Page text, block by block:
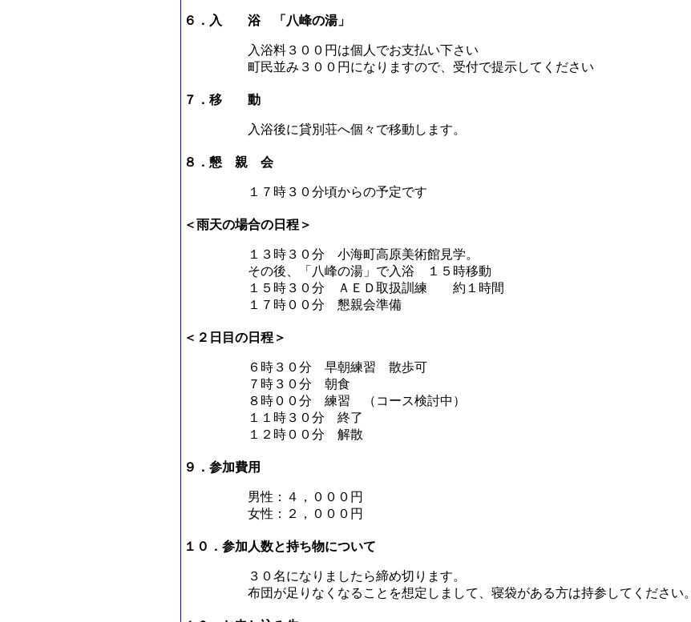
６．入 浴 「八峰の湯」
入浴料３００円は個人でお支払い下さい
町民並み３００円になりますので、受付で提示してください
７．移 動
入浴後に貸別荘へ個々で移動します。
８．懇 親 会
１７時３０分頃からの予定です
＜雨天の場合の日程＞
１３時３０分 小海町高原美術館見学。
その後、「八峰の湯」で入浴 １５時移動
１５時３０分 ＡＥＤ取扱訓練 約１時間
１７時００分 懇親会準備
＜２日目の日程＞
６時３０分 早朝練習 散歩可
７時３０分 朝食
８時００分 練習 （コース検討中）
１１時３０分 終了
１２時００分 解散
９．参加費用
男性：４，０００円
女性：２，０００円
１０．参加人数と持ち物について
３０名になりましたら締め切ります。
布団が足りなくなることを想定しまして、寝袋がある方は持参してください。